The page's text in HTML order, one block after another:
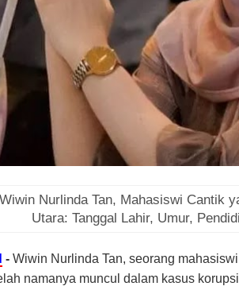
Nurlinda Tan, Mahasiswi Cantik
Utara: Tanggal Lahir, Umur,
- Wiwin Nurlinda Tan, seorang
namanya muncul dalam kasus